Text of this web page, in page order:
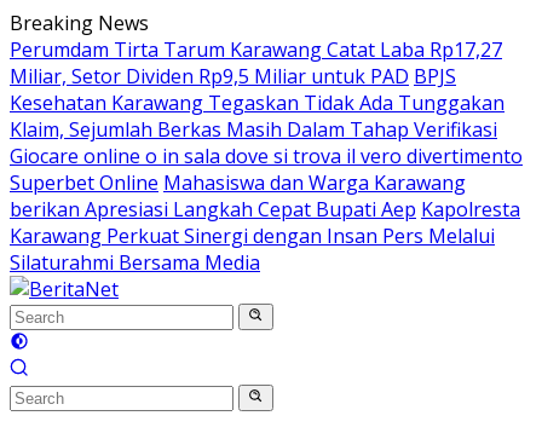
Skip
to
content
Breaking News
Perumdam Tirta Tarum Karawang Catat Laba Rp17,27
Miliar, Setor Dividen Rp9,5 Miliar untuk PAD BPJS
Kesehatan Karawang Tegaskan Tidak Ada Tunggakan
Klaim, Sejumlah Berkas Masih Dalam Tahap Verifikasi
Giocare online o in sala dove si trova il vero divertimento
Superbet Online Mahasiswa dan Warga Karawang
berikan Apresiasi Langkah Cepat Bupati Aep Kapolresta
Karawang Perkuat Sinergi dengan Insan Pers Melalui
Silaturahmi Bersama Media